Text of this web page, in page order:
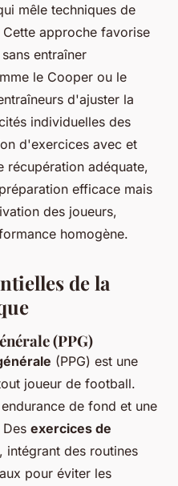
mêle techniques de
approche favorise
entraîner
le Cooper ou le
d'ajuster la
individuelles des
d'exercices avec et
récupération adéquate,
efficace mais
des joueurs,
homogène.
de la
(PPG)
(PPG) est une
joueur de football.
de fond et une
exercices de
, intégrant des routines
pour éviter les